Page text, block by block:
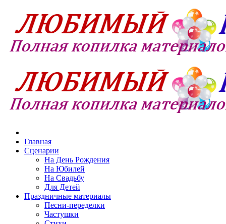
Главная
Сценарии
На День Рождения
На Юбилей
На Свадьбу
Для Детей
Праздничные материалы
Песни-переделки
Частушки